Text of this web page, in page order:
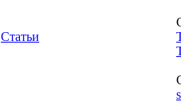
Статьи